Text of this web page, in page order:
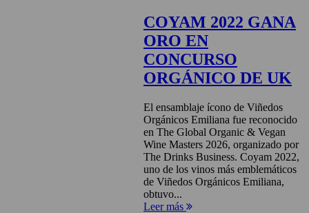
COYAM 2022 GANA
ORO EN
CONCURSO
ORGÁNICO DE UK
El ensamblaje ícono de Viñedos
Orgánicos Emiliana fue reconocido
en The Global Organic & Vegan
Wine Masters 2026, organizado por
The Drinks Business. Coyam 2022,
uno de los vinos más emblemáticos
de Viñedos Orgánicos Emiliana,
obtuvo...
Leer más